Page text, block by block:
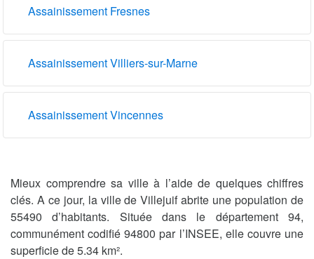
Assainissement Fresnes
Assainissement Villiers-sur-Marne
Assainissement Vincennes
Mieux comprendre sa ville à l’aide de quelques chiffres
clés. A ce jour, la ville de Villejuif abrite une population de
55490 d’habitants. Située dans le département 94,
communément codifié 94800 par l’INSEE, elle couvre une
superficie de 5.34 km².